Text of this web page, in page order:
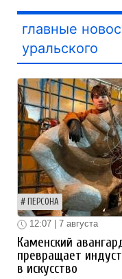
главные
уральского
ПЕРСОНА
12:07 | 7 августа
Каменский
превращает
в искусство